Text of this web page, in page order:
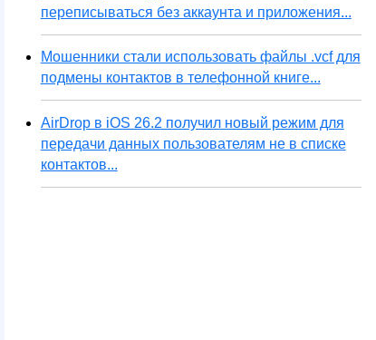
переписываться без аккаунта и приложения...
Мошенники стали использовать файлы .vcf для
подмены контактов в телефонной книге...
AirDrop в iOS 26.2 получил новый режим для
передачи данных пользователям не в списке
контактов...